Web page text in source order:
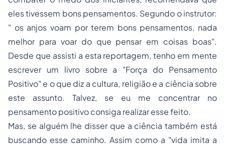
eles tivessem bons pensamentos. Segundo o instrutor:
" os anjos voam por terem bons pensamentos, nada
melhor para voar do que pensar em coisas boas".
Desde que assisti a esta reportagem, tenho em mente
escrever um livro sobre a "Força do Pensamento
Positivo" e o que diz a cultura, religião e a ciência sobre
este assunto. Talvez, se eu me concentrar no
pensamento positivo consiga realizar esse feito.
Mas, se alguém lhe disser que a ciência também está
buscando esse caminho. Assim como a "vida imita a